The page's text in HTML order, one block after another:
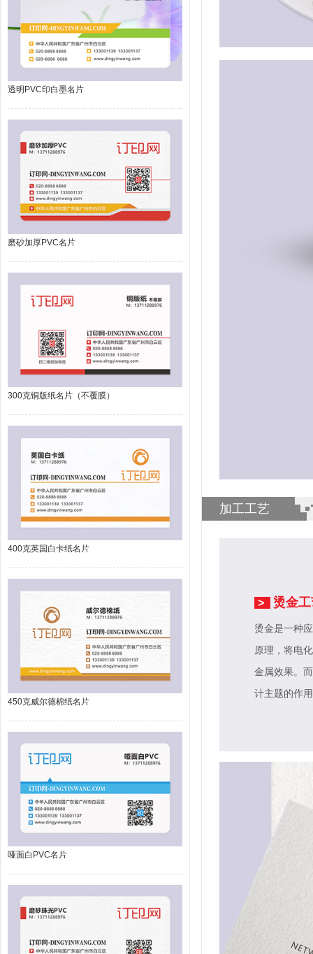
透明PVC印白墨名片
磨砂加厚PVC名片
300克铜版纸名片（不覆膜）
400克英国白卡纸名片
450克威尔德棉纸名片
哑面白PVC名片
加工工艺
> 烫金
烫金是一种
原理，将电
金属效果。
计主题的作